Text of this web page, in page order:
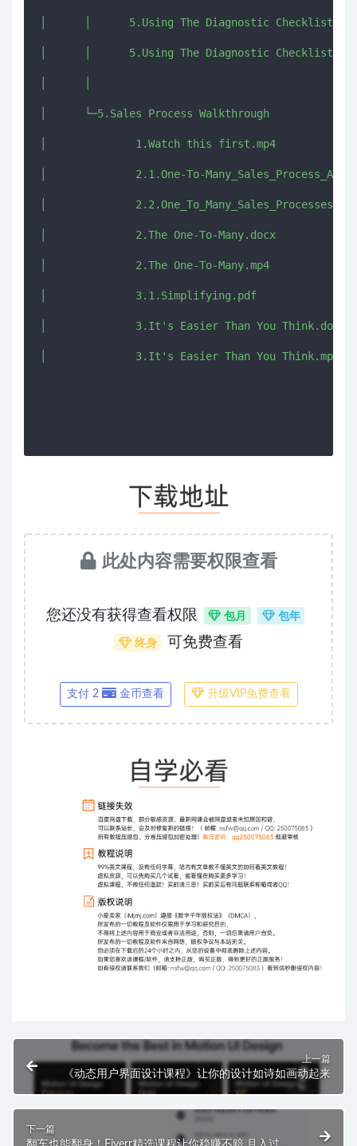
│      │      5.Using The Diagnostic
│      │      5.Using The Diagnostic
│      └─5.Sales Process Walkthrough
│              1.Watch this first.mp4
│              2.1.One-To-
│
│              2.The One-To-Many.docx
│              2.The One-To-Many.mp4
│              3.1.Simplifying.pdf
│              3.It's Easier Than You Think.docx
│              3.It's Easier Than You Think.mp4
此处内容需要权限查看
您还没有获得查看权限 包月 包年
终身 可免费查看
支付 2 金币查看 升级VIP免费查看
上一篇
《动态用户界面设计课程》让你的设计如诗如画动起来
下一篇